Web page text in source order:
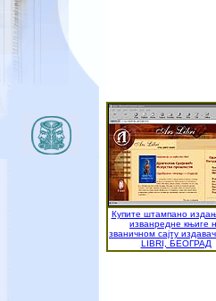
Купите штампано
изванредне књиге
званичном сајту
LIBRI, БЕОГРАД